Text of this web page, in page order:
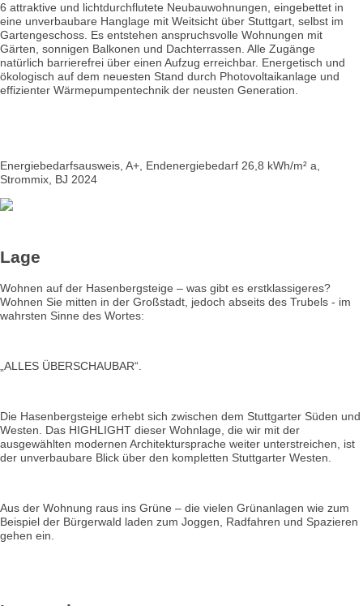
6 attraktive und lichtdurchflutete Neubauwohnungen, eingebettet in
eine unverbaubare Hanglage mit Weitsicht über Stuttgart, selbst im
Gartengeschoss. Es entstehen anspruchsvolle Wohnungen mit
Gärten, sonnigen Balkonen und Dachterrassen. Alle Zugänge
natürlich barrierefrei über einen Aufzug erreichbar. Energetisch und
ökologisch auf dem neuesten Stand durch Photovoltaikanlage und
effizienter Wärmepumpentechnik der neusten Generation.
Energiebedarfsausweis, A+, Endenergiebedarf 26,8 kWh/m² a,
Strommix, BJ 2024
Lage
Wohnen auf der Hasenbergsteige – was gibt es erstklassigeres?
Wohnen Sie mitten in der Großstadt, jedoch abseits des Trubels - im
wahrsten Sinne des Wortes:
„ALLES ÜBERSCHAUBAR“.
Die Hasenbergsteige erhebt sich zwischen dem Stuttgarter Süden und
Westen. Das HIGHLIGHT dieser Wohnlage, die wir mit der
ausgewählten modernen Architektursprache weiter unterstreichen, ist
der unverbaubare Blick über den kompletten Stuttgarter Westen.
Aus der Wohnung raus ins Grüne – die vielen Grünanlagen wie zum
Beispiel der Bürgerwald laden zum Joggen, Radfahren und Spazieren
gehen ein.